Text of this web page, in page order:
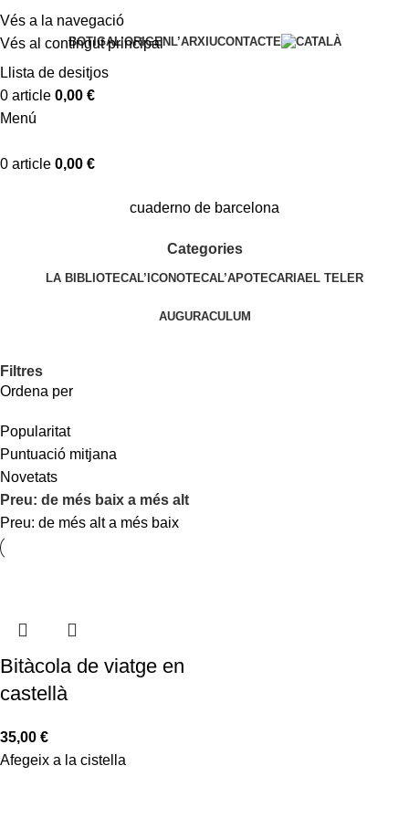
Vés a la navegació
Vés al contingut principal
BOTIGAL’ORIGEN L’ARXIUCONTACTE
Llista de desitjos
0 article 0,00 €
Menú
0 article 0,00 €
cuaderno de barcelona
Categories
LA BIBLIOTECAL’ICONOTECAL’APOTECARIAEL TELER
AUGURACULUM
Filtres
Ordena per
Popularitat
Puntuació mitjana
Novetats
Preu: de més baix a més alt
Preu: de més alt a més baix
Bitàcola de viatge en
castellà
35,00 €
Afegeix a la cistella